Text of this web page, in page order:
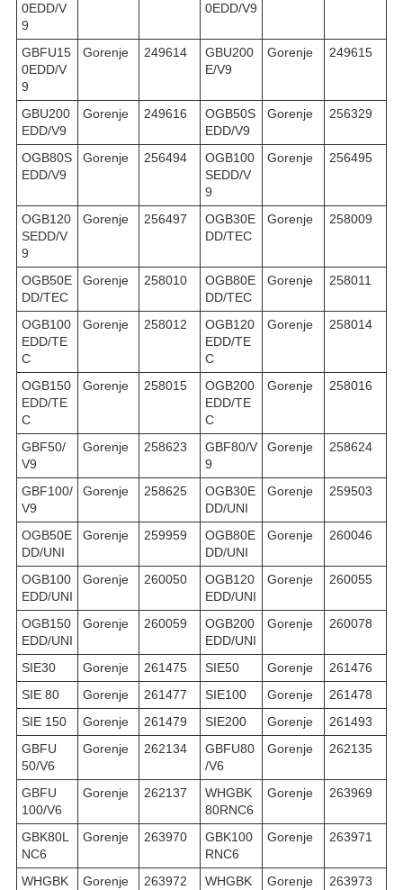
0EDD/V
9
0EDD/V9
GBFU15
0EDD/V
9
Gorenje 249614
GBU200
E/V9
Gorenje 249615
GBU200
EDD/V9
Gorenje 249616
OGB50S
EDD/V9
Gorenje 256329
OGB80S
EDD/V9
Gorenje 256494
OGB100
SEDD/V
9
Gorenje 256495
OGB120
SEDD/V
9
Gorenje 256497
OGB30E
DD/TEC
Gorenje 258009
OGB50E
DD/TEC
Gorenje 258010
OGB80E
DD/TEC
Gorenje 258011
OGB100
EDD/TE
C
Gorenje 258012
OGB120
EDD/TE
C
Gorenje 258014
OGB150
EDD/TE
C
Gorenje 258015
OGB200
EDD/TE
C
Gorenje 258016
GBF50/
V9
Gorenje 258623
GBF80/V
9
Gorenje 258624
GBF100/
V9
Gorenje 258625
OGB30E
DD/UNI
Gorenje 259503
OGB50E
DD/UNI
Gorenje 259959
OGB80E
DD/UNI
Gorenje 260046
OGB100
EDD/UNI
Gorenje 260050
OGB120
EDD/UNI
Gorenje 260055
OGB150
EDD/UNI
Gorenje 260059
OGB200
EDD/UNI
Gorenje 260078
SIE30 Gorenje 261475 SIE50 Gorenje
261476
SIE 80
Gorenje 261477 SIE100 Gorenje
261478
SIE 150
Gorenje 261479 SIE200 Gorenje
261493
GBFU
50/V6
Gorenje 262134
GBFU80
/V6
Gorenje 262135
GBFU
100/V6
Gorenje 262137
WHGBK
80RNC6
Gorenje 263969
GBK80L
NC6
Gorenje 263970
GBK100
RNC6
Gorenje 263971
WHGBK Gorenje 263972 WHGBK Gorenje 263973